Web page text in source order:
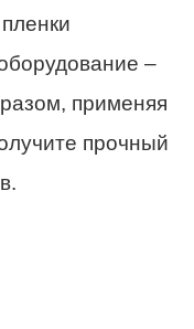
–
применяя
прочный